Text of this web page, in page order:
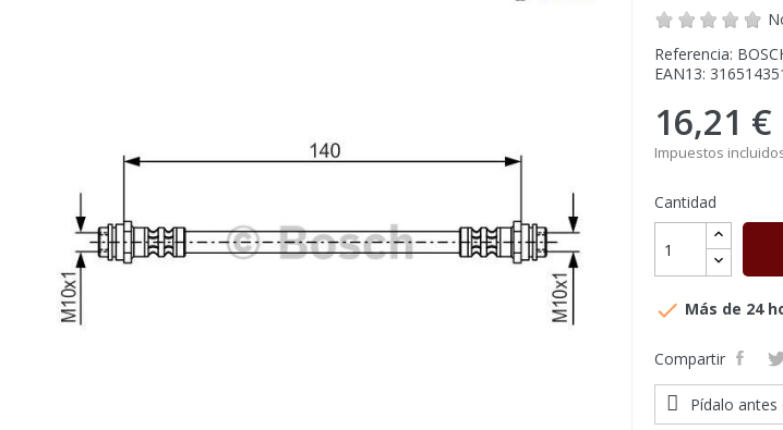
Referencia:
EAN13:
16,21 €
Impuestos
Cantidad
 Más de 24
Compartir
Pídalo antes